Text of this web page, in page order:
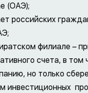
(ОАЭ);
российских
филиале –
счета, в том
но только
инвестиционных